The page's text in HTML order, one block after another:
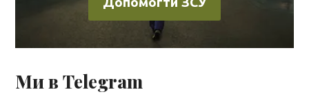
Ми в Telegram